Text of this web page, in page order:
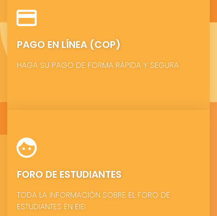
PAGO EN LÍNEA (COP)
HAGA SU PAGO DE FORMA RÁPIDA Y SEGURA
FORO DE ESTUDIANTES
TODA LA INFORMACIÓN SOBRE EL FORO DE
ESTUDIANTES EN EIEI